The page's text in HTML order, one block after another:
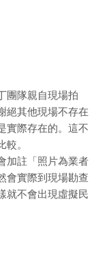
團隊親自現場拍
絕其他現場不存在
實際存在的。這不
。
加註「照片為業者
會實際到現場勘查
就不會出現虛擬民